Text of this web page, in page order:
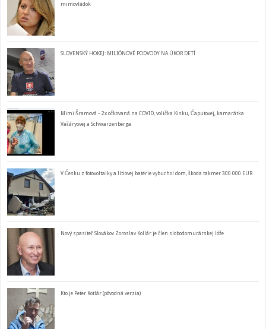
mimovládok
SLOVENSKÝ HOKEJ: MILIÓNOVÉ PODVODY NA ÚKOR DETÍ
Mimi Šramová – 2x očkovaná na COVID, volička Kisku, Čaputovej, kamarátka
Vašáryovej a Schwarzenberga
V Česku z fotovoltaiky a lítiovej batérie vybuchol dom, škoda takmer 300 000 EUR
Nový spasiteľ Slovákov Zoroslav Kollár je člen slobodomurárskej lóže
Kto je Peter Kotlár (pôvodná verzia)